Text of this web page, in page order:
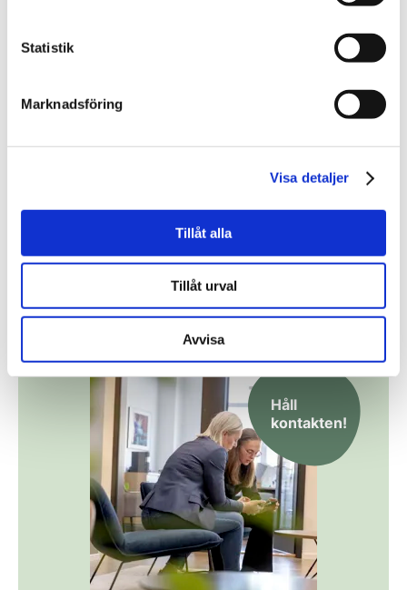
Statistik
Marknadsföring
Visa detaljer
Tillåt alla
Tillåt urval
Avvisa
Bilderna ovan kommer från Lundsbrunns Golfklubb,
Nyhetsbrevet är fyllt av information om personer i
Skaraborg. Här finns också tips om stora arbetsgivare
Nyhetsbrev
Håll
kontakten!